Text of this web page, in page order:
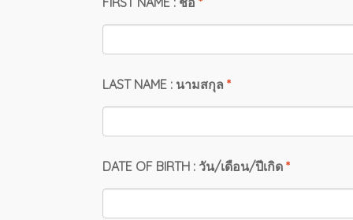
LAST NAME : นามสกุล *
DATE OF BIRTH : วัน/เดือน/ปีเกิด *